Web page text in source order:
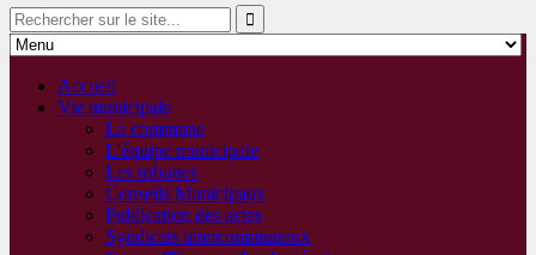
Accueil
Vie municipale
La commune
L'équipe municipale
Les tribunes
Conseils Municipaux
Publication des actes
Syndicats intercommunaux